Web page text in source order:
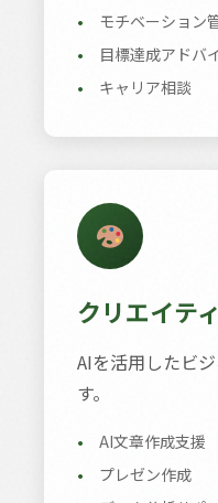
•
モチベーション
•
目標達成アドバ
•
キャリア相談
クリエイテ
AIを活用したビ
す。
•
AI文章作成支援
•
プレゼン作成